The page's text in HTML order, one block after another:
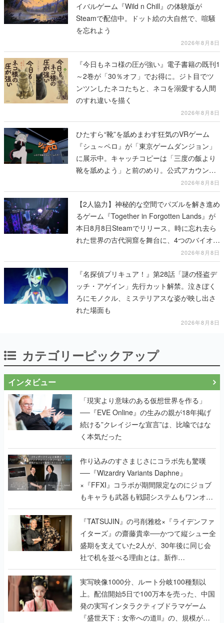
イバルゲーム『Wild n Chill』の体験版が
Steamで配信中。ドット絵の大自然で、喧騒
を忘れよう
2026年8月8日
『今日もネコ様の圧が強い』電子書籍の既刊1
～2巻が「30％オフ」でお得に。ジト目でツ
ンツンしたネコたちと、ネコを溺愛する人間
のすれ違いを描く
2026年8月8日
ひたすら“靴”を舐めまわす狂気のVRゲーム
『シュ～ペロ』が「東京ゲームダンジョン」
に展示中。キャッチコピーは「三度の飯より
靴を舐めよう」と前のめり。公式アカウント
も開設され、2026年リリースに向けて開発中
2026年8月8日
【2人協力】神秘的な空間でパズルを解き進め
るゲーム『Together in Forgotten Lands』が
本日8月8日Steamでリリース。時に忘れ去ら
れた世界の古代洞窟を舞台に、4つのバイオー
2026年8月8日
『名探偵プリキュア！』第28話「謎の怪盗デ
ッチ・アゲイン」先行カット解禁。泣きぼく
ろにモノクル、ミステリアスな姿が映し出さ
れた場面も
2026年8月8日
カテゴリーピックアップ
インタビュー
「現実より意味のある仮想世界を作る」
──『EVE Online』の生みの親が18年掲げ
続ける”クレイジーな宣言”は、比喩ではな
く本気だった
作り込みのすさまじさにコラボ先も驚嘆
──『Wizardry Variants Daphne』
×『FFXI』コラボが期間限定なのにジョブ
もキャラも武器も戦闘システムもワンオフ
で作り込まれた理由を両ディレクターに聞
く
『TATSUJIN』の弓削雅稔×『ライデンファ
イターズ』の齋藤貴幸──かつて縦シュー全
盛期を支えていた2人が、30年後に同じ会
社で机を並べる理由とは。新作
『TATSUJIN EXTREME』で初タッグを組
んだレジェンド2人に訊く開発秘話
実写映像1000分、ルート分岐100種類以
上。配信開始5日で100万本を売った、中国
発の実写インタラクティブドラマゲーム
『盛世天下：女帝への道II』の、規模が違